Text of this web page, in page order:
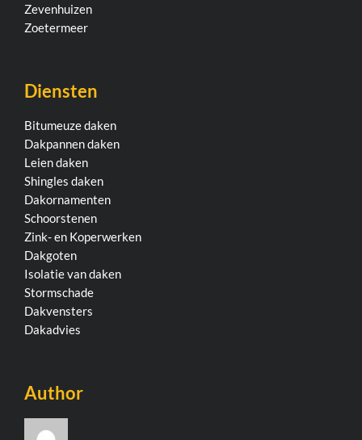
Zevenhuizen
Zoetermeer
Diensten
Bitumeuze daken
Dakpannen daken
Leien daken
Shingles daken
Dakornamenten
Schoorstenen
Zink- en Koperwerken
Dakgoten
Isolatie van daken
Stormschade
Dakvensters
Dakadvies
Author